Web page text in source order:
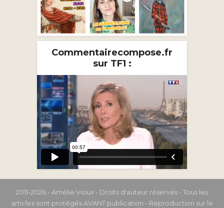
Commentairecompose.fr
sur TF1 :
2011-2026 - Amélie Vioux - Droits d'auteur réservés - Tous les
articles sont protégés AVANT publication - Reproduction sur le